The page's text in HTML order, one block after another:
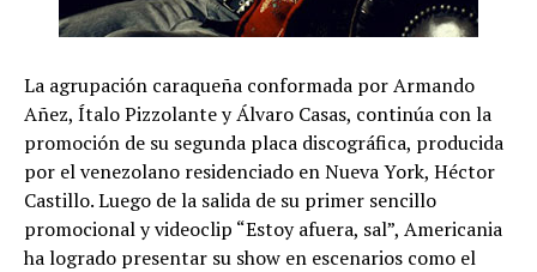
La agrupación caraqueña conformada por Armando
Añez, Ítalo Pizzolante y Álvaro Casas, continúa con la
promoción de su segunda placa discográfica, producida
por el venezolano residenciado en Nueva York, Héctor
Castillo. Luego de la salida de su primer sencillo
promocional y videoclip “Estoy afuera, sal”, Americania
ha logrado presentar su show en escenarios como el